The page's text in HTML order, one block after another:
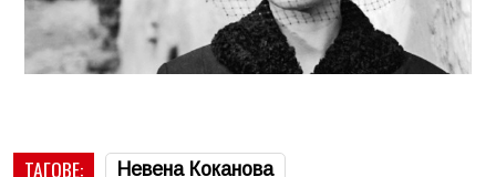
ТАГОВЕ: Невена Коканова